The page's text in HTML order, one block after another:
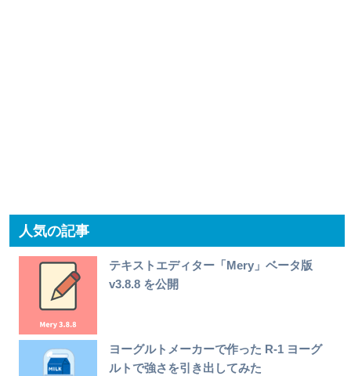
人気の記事
テキストエディター「Mery」ベータ版
v3.8.8 を公開
ヨーグルトメーカーで作った R-1 ヨーグ
ルトで強さを引き出してみた